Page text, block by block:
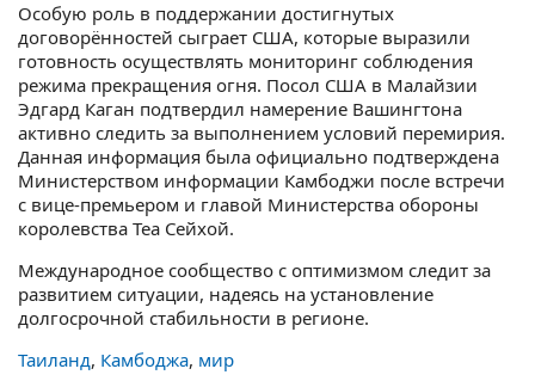
Особую роль в поддержании достигнутых
договорённостей сыграет США, которые выразили
готовность осуществлять мониторинг соблюдения
режима прекращения огня. Посол США в Малайзии
Эдгард Каган подтвердил намерение Вашингтона
активно следить за выполнением условий перемирия.
Данная информация была официально подтверждена
Министерством информации Камбоджи после встречи
с вице-премьером и главой Министерства обороны
королевства Теа Сейхой.
Международное сообщество с оптимизмом следит за
развитием ситуации, надеясь на установление
долгосрочной стабильности в регионе.
Таиланд, Камбоджа, мир